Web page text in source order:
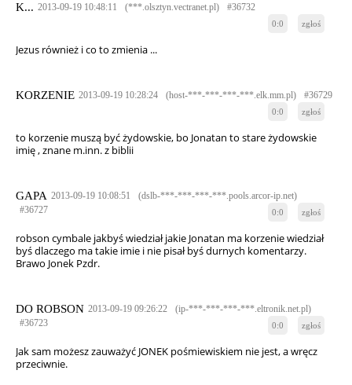
K... 2013-09-19 10:48:11 (***.olsztyn.vectranet.pl) #36732
0:0 zgłoś
Jezus również i co to zmienia ...
KORZENIE 2013-09-19 10:28:24 (host-***-***-***-***.elk.mm.pl) #36729
0:0 zgłoś
to korzenie muszą być żydowskie, bo Jonatan to stare żydowskie
imię , znane m.inn. z biblii
GAPA 2013-09-19 10:08:51
(dslb-***-***-***-***.pools.arcor-ip.net)
#36727
0:0 zgłoś
robson cymbale jakbyś wiedział jakie Jonatan ma korzenie wiedział
byś dlaczego ma takie imie i nie pisał byś durnych komentarzy.
Brawo Jonek Pzdr.
DO ROBSON 2013-09-19 09:26:22
(ip-***-***-***-***.eltronik.net.pl)
#36723
0:0 zgłoś
Jak sam możesz zauważyć JONEK pośmiewiskiem nie jest, a wręcz
przeciwnie.